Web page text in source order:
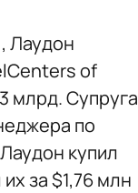
Лаудон
of
млрд. Супруга
по
купил
за $1,76 млн